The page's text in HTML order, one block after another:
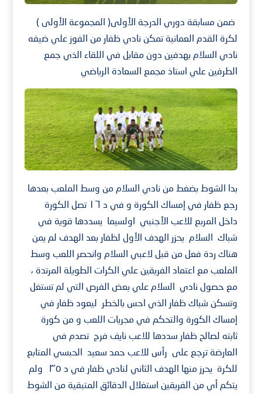
ضمن مسابقة دوري الدرجة الأولى( المجموعة الأولى )
لكرة القدم العمانية تمكن نادي ظفار من الفوز علي ضيفه
نادي السلام بهدفين دون مقابل في اللقاء الذي جمع
الطرفين علي استاذ مجمع السعادة الرياضي
بدا الشوط بضغط من نادي السلام من وسط الملعب بعدها
رجع ظفار في إمساك الكورة و في د ١٦ تصل الكورة
داخل المربع للاعب الأجنبي اولسيما يسددها قوية في
شباك السلام يحزر الهدف الأول لظفار بعد الهدف لم يمن
هناك ردة فعل من قبل لاعبي السلام وانحصر اللعب وسط
الملعب مع اعتماد الفريقين علي الكرات الطويلة المرتدة ،
مع حصول نادي السلام علي بعض الفرص التي لم تستغل
وتسكن شباك ظفار الذي احس بالخطر ليعود ظفار في
إمساك الكورة والتحكم في مجريات اللعب و من كورة
ثابته لصالح ظفار سددها للاعب نايف فرج تصدم في
العارضة ترجع على رأس للاعب حمد سعيد الحبسي المتابع
للكرة يحرز منها الهدف الثاني لنادي ظفار في د ٣٥ ولم
يتكم أي من الفريقين استغلال الدقائق المتبقية من الشوط